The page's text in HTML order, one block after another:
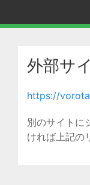
外部サ
https://
別のサイトに
ければ上記の